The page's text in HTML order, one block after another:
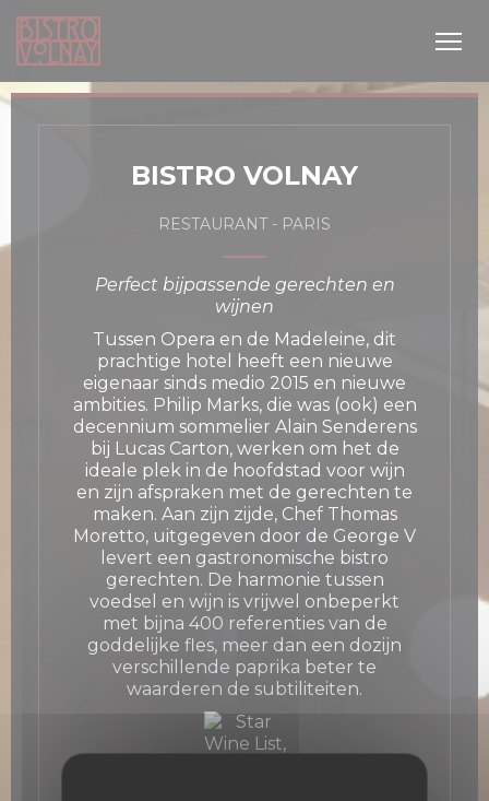
BISTRO VOLNAY
RESTAURANT - PARIS
Perfect bijpassende gerechten en
wijnen
Tussen Opera en de Madeleine, dit
prachtige hotel heeft een nieuwe
eigenaar sinds medio 2015 en nieuwe
ambities. Philip Marks, die was (ook) een
decennium sommelier Alain Senderens
bij Lucas Carton, werken om het de
ideale plek in de hoofdstad voor wijn
en zijn afspraken met de gerechten te
maken. Aan zijn zijde, Chef Thomas
Moretto, uitgegeven door de George V
levert een gastronomische bistro
gerechten. De harmonie tussen
voedsel en wijn is vrijwel onbeperkt
met bijna 400 referenties van de
goddelijke fles, meer dan een dozijn
verschillende paprika beter te
waarderen de subtiliteiten.